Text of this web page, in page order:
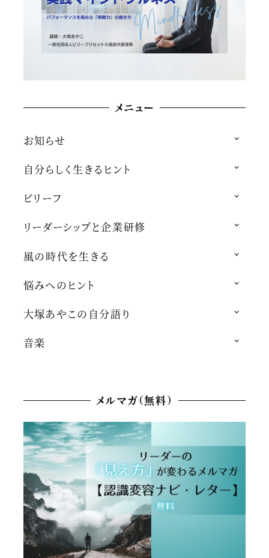
メニュー
お知らせ
自分らしく生きるヒント
ビリーフ
リーダーシップと企業研修
風の時代を生きる
悩みへのヒント
大塚あやこの自分語り
音楽
メルマガ（無料）